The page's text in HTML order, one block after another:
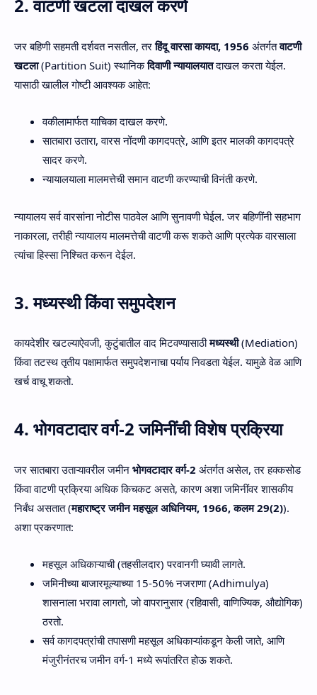
2. वाटणी खटला दाखल करणे
जर बहिणी सहमती दर्शवत नसतील, तरहिंदू वारसा कायदा, 1956 अंतर्गतवाटणी
खटला(Partition Suit) स्थानिकदिवाणी न्यायालयातदाखल करता येईल.
यासाठी खालील गोष्टी आवश्यक आहेत:
वकीलामार्फत याचिका दाखल करणे.
सातबारा उतारा, वारस नोंदणी कागदपत्रे, आणि इतर मालकी कागदपत्रे
सादर करणे.
न्यायालयाला मालमत्तेची समान वाटणी करण्याची विनंती करणे.
न्यायालय सर्व वारसांना नोटीस पाठवेल आणि सुनावणी घेईल. जर बहिणींनी सहभाग
नाकारला, तरीही न्यायालय मालमत्तेची वाटणी करू शकते आणि प्रत्येक वारसाला
त्यांचा हिस्सा निश्चित करून देईल.
3. मध्यस्थी किंवा समुपदेशन
कायदेशीर खटल्याऐवजी, कुटुंबातील वाद मिटवण्यासाठीमध्यस्थी(Mediation)
किंवा तटस्थ तृतीय पक्षामार्फत समुपदेशनाचा पर्याय निवडता येईल. यामुळे वेळ आणि
खर्च वाचू शकतो.
4. भोगवटादार वर्ग-2 जमिनींची विशेष प्रक्रिया
जर सातबारा उताऱ्यावरील जमीन भोगवटादार वर्ग-2 अंतर्गत असेल, तर हक्कसोड
किंवा वाटणी प्रक्रिया अधिक किचकट असते, कारण अशा जमिनींवर शासकीय
निर्बंध असतात (महाराष्ट्र जमीन महसूल अधिनियम, 1966, कलम 29(2)).
अशा प्रकरणात:
महसूल अधिकाऱ्याची (तहसीलदार) परवानगी घ्यावी लागते.
जमिनीच्या बाजारमूल्याच्या 15-50% नजराणा (Adhimulya)
शासनाला भरावा लागतो, जो वापरानुसार (रहिवासी, वाणिज्यिक, औद्योगिक)
ठरतो.
सर्व कागदपत्रांची तपासणी महसूल अधिकाऱ्यांकडून केली जाते, आणि
मंजुरीनंतरच जमीन वर्ग-1 मध्ये रूपांतरित होऊ शकते.